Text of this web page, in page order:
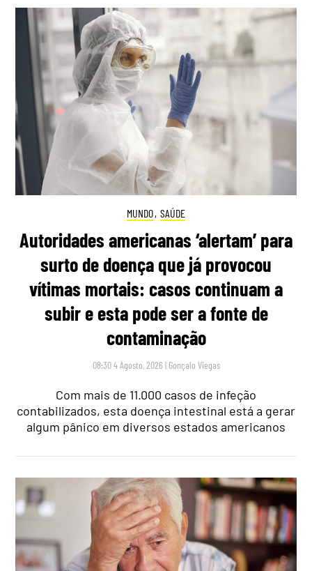
MUNDO, SAÚDE
Autoridades americanas ‘alertam’ para
surto de doença que já provocou
vítimas mortais: casos continuam a
subir e esta pode ser a fonte de
contaminação
08:30 4 Agosto, 2026 | Gonçalo Viegas
Com mais de 11.000 casos de infeção
contabilizados, esta doença intestinal está a gerar
algum pânico em diversos estados americanos